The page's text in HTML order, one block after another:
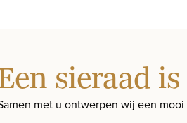
sieraad
met u ontwerpen wij een mooi